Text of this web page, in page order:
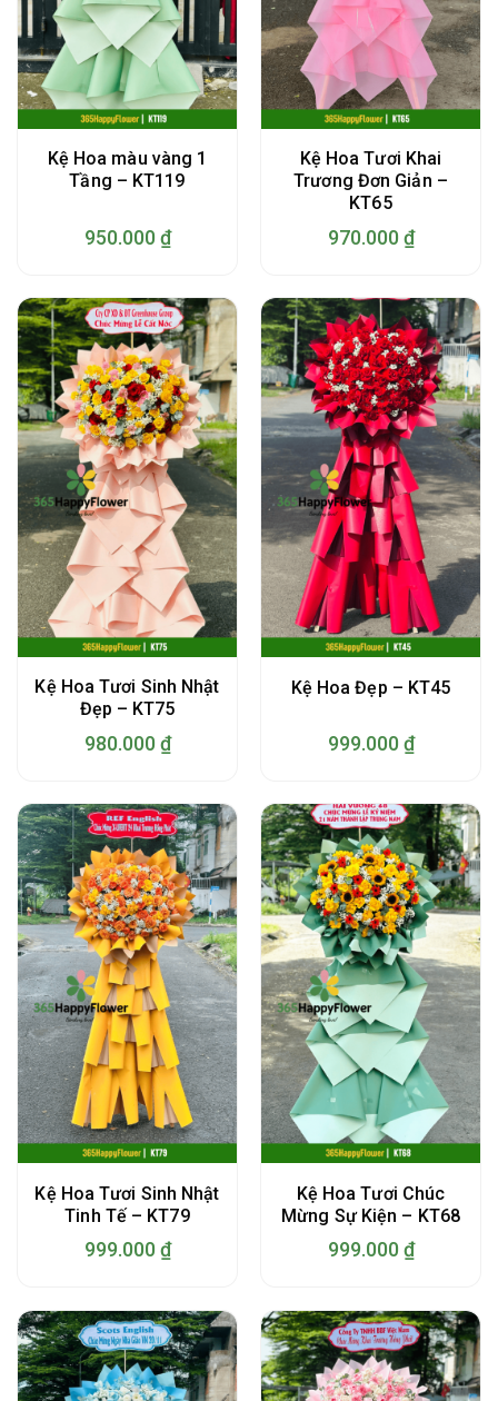
Kệ Hoa màu vàng 1
Tầng – KT119
950.000 ₫
Kệ Hoa Tươi Khai
Trương Đơn Giản –
KT65
970.000 ₫
Kệ Hoa Tươi Sinh Nhật
Đẹp – KT75
980.000 ₫
Kệ Hoa Đẹp – KT45
999.000 ₫
Kệ Hoa Tươi Sinh Nhật
Tinh Tế – KT79
999.000 ₫
Kệ Hoa Tươi Chúc
Mừng Sự Kiện – KT68
999.000 ₫